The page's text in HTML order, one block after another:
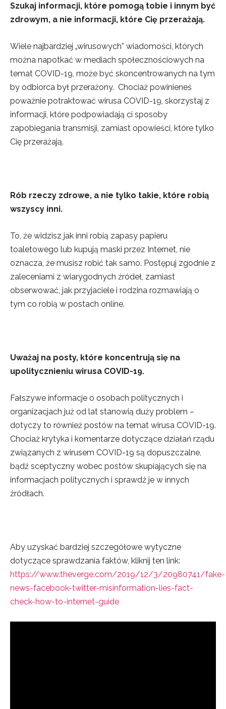
Szukaj informacji, które pomogą tobie i innym być
zdrowym, a nie informacji, które Cię przerażają.
Wiele najbardziej „wirusowych” wiadomości, których
można napotkać w mediach społecznościowych na
temat COVID-19, może być skoncentrowanych na tym
by odbiorca był przerażony. Chociaż powinieneś
poważnie potraktować wirusa COVID-19, skorzystaj z
informacji, które podpowiadają ci sposoby
zapobiegania transmisji, zamiast opowieści, które tylko
Cię przerażają.
Rób rzeczy zdrowe, a nie tylko takie, które robią
wszyscy inni.
To, że widzisz jak inni robią zapasy papieru
toaletowego lub kupują maski przez Internet, nie
oznacza, że musisz robić tak samo. Postępuj zgodnie z
zaleceniami z wiarygodnych źródeł, zamiast
obserwować, jak przyjaciele i rodzina rozmawiają o
tym co robią w postach online.
Uważaj na posty, które koncentrują się na
upolitycznieniu wirusa COVID-19.
Fałszywe informacje o osobach politycznych i
organizacjach już od lat stanowią duży problem –
dotyczy to również postów na temat wirusa COVID-19.
Chociaż krytyka i komentarze dotyczące działań rządu
związanych z wirusem COVID-19 są dopuszczalne,
bądź sceptyczny wobec postów skupiających się na
informacjach politycznych i sprawdź je w innych
źródłach.
Aby uzyskać bardziej szczegółowe wytyczne
dotyczące sprawdzania faktów, kliknij ten link:
https://www.theverge.com/2019/12/3/20980741/fake-
news-facebook-twitter-misinformation-lies-fact-
check-how-to-internet-guide